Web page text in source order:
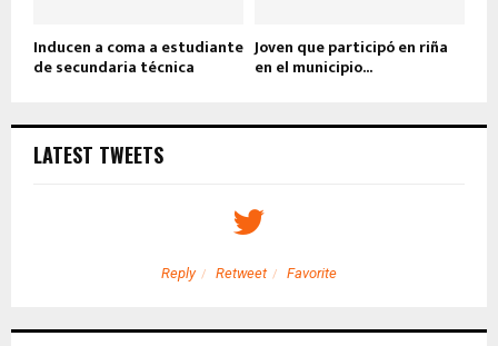
Inducen a coma a estudiante
de secundaria técnica
Joven que participó en riña
en el municipio...
LATEST TWEETS
Reply Retweet Favorite